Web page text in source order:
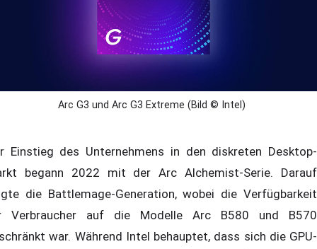
Arc G3 und Arc G3 Extreme (Bild © Intel)
Einstieg des Unternehmens in den diskreten Desktop-
begann 2022 mit der Arc Alchemist-Serie. Darauf
die Battlemage-Generation, wobei die Verfügbarkeit
Verbraucher auf die Modelle Arc B580 und B570
war. Während Intel behauptet, dass sich die GPU-